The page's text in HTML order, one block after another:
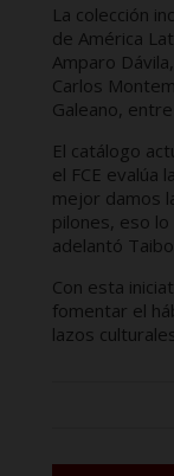
La colección
de América
Amparo
Carlos
Galeano,
El catálogo
el FCE evalúa
mejor damos
pilones, eso
adelantó Taibo
Con esta
fomentar el
lazos